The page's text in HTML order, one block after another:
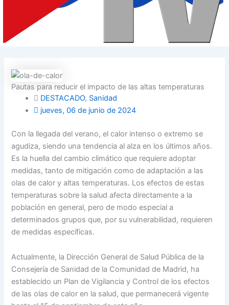
Pautas para reducir el impacto de las altas temperaturas
DESTACADO, Sanidad
jueves, 06 de junio de 2024
Con la llegada del verano, el calor intenso o extremo se
agudiza, siendo una tendencia al alza en los últimos años.
Es la huella del cambio climático que requiere adoptar
medidas, tanto de mitigación como de adaptación a las
olas de calor y altas temperaturas. Los efectos de estas
temperaturas sobre la salud afecta directamente a la
población en general, pero de modo especial a
determinados grupos que, por su vulnerabilidad, requieren
de medidas específicas.
Actualmente, la Dirección General de Salud Pública de la
Consejería de Sanidad de la Comunidad de Madrid, ha
establecido un Plan de Vigilancia y Control de los efectos
de las olas de calor en la salud, que permanecerá vigente